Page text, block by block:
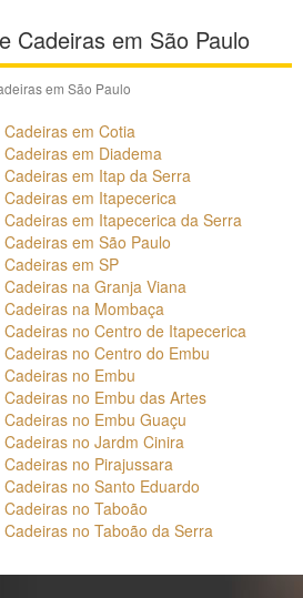
Cadeiras em São Paulo
em São Paulo
em Cotia
em Diadema
em Itap da Serra
em Itapecerica
em Itapecerica da Serra
em São Paulo
em SP
na Granja Viana
na Mombaça
no Centro de Itapecerica
no Centro do Embu
no Embu
no Embu das Artes
no Embu Guaçu
no Jardm Cinira
no Pirajussara
no Santo Eduardo
no Taboão
no Taboão da Serra